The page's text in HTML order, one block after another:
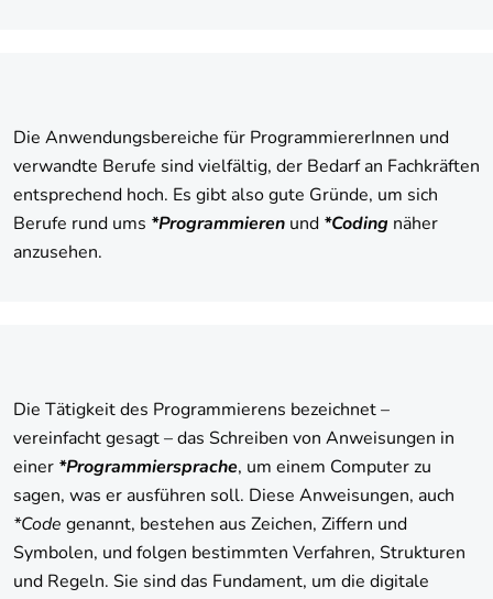
Die Anwendungsbereiche für ProgrammiererInnen und
verwandte Berufe sind vielfältig, der Bedarf an Fachkräften
entsprechend hoch. Es gibt also gute Gründe, um sich
Berufe rund ums *Programmieren und *Coding näher
anzusehen.
Die Tätigkeit des Programmierens bezeichnet –
vereinfacht gesagt – das Schreiben von Anweisungen in
einer *Programmiersprache, um einem Computer zu
sagen, was er ausführen soll. Diese Anweisungen, auch
*Code genannt, bestehen aus Zeichen, Ziffern und
Symbolen, und folgen bestimmten Verfahren, Strukturen
und Regeln. Sie sind das Fundament, um die digitale